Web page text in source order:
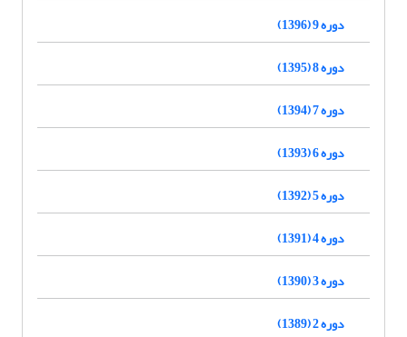
دوره 9 (1396)
دوره 8 (1395)
دوره 7 (1394)
دوره 6 (1393)
دوره 5 (1392)
دوره 4 (1391)
دوره 3 (1390)
دوره 2 (1389)